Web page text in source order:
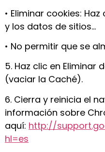
• Eliminar cookies:
y los datos de sitios…
• No permitir que se
5. Haz clic en Eliminar
(vaciar la Caché).
6. Cierra y reinicia el
información sobre
aquí: http://
hl=es